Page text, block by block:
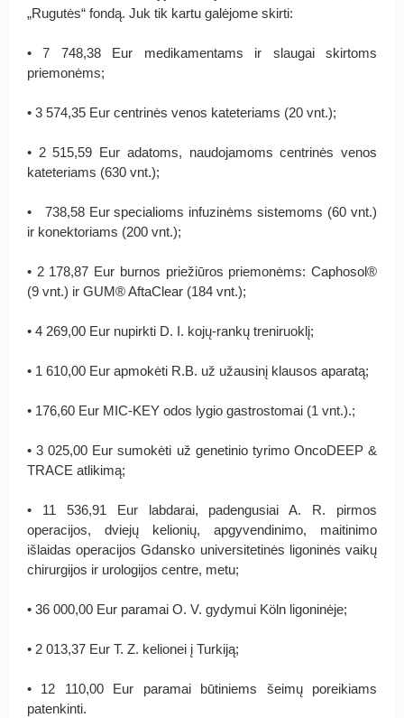
„Rugutės“ fondą. Juk tik kartu galėjome skirti:
• 7 748,38‬ Eur medikamentams ir slaugai skirtoms
priemonėms;
• 3 574,35‬ Eur centrinės venos kateteriams (20 vnt.);
• 2 515,59 Eur adatoms, naudojamoms centrinės venos
kateteriams (630 vnt.);
• 738,58‬ Eur specialioms infuzinėms sistemoms (60 vnt.)
ir konektoriams (200 vnt.);
• 2 178,87 Eur burnos priežiūros priemonėms: Caphosol®
(9 vnt.) ir GUM® AftaClear (184 vnt.);
• 4 269,00 Eur nupirkti D. I. kojų-rankų treniruoklį;
• 1 610,00 Eur apmokėti R.B. už užausinį klausos aparatą;
• 176,60 Eur MIC-KEY odos lygio gastrostomai (1 vnt.).;
• 3 025,00 Eur sumokėti už genetinio tyrimo OncoDEEP &
TRACE atlikimą;
• 11 536,91‬ Eur labdarai, padengusiai A. R. pirmos
operacijos, dviejų kelionių, apgyvendinimo, maitinimo
išlaidas operacijos Gdansko universitetinės ligoninės vaikų
chirurgijos ir urologijos centre, metu;
• 36 000,00 Eur paramai O. V. gydymui Köln ligoninėje;
• 2 013,37 Eur T. Z. kelionei į Turkiją;
• 12 110‬,00 Eur paramai būtiniems šeimų poreikiams
patenkinti.